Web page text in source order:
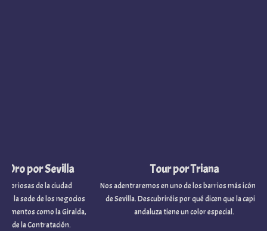
Tour por Triana
Nos adentraremos en uno de los barrios más icónicos
de Sevilla. Descubriréis por qué dicen que la capital
andaluza tiene un color especial.
por Sevilla
de la ciudad
de los negocios
como la Giralda,
la Contratación.